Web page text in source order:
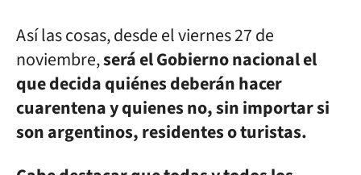
Así las cosas, desde el viernes 27 de
noviembre,será el Gobierno nacional el
que decida quiénes deberán hacer
cuarentena y quienes no, sin importar si
son argentinos, residentes o turistas.